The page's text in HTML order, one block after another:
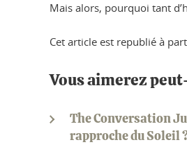
Mais alors, pourquoi tant
Cet article est republié à
Vous aimerez
The Conversation
rapproche du Soleil